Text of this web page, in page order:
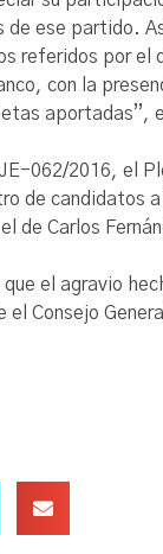
ese partido.
referidos por
con la
aportadas”,
062/2016, el
de candidatos
de Carlos
el agravio
Consejo